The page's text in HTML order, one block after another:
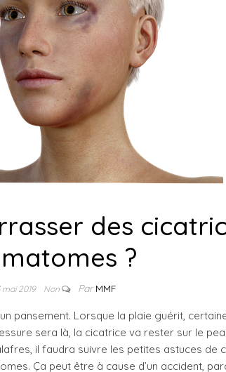
des
?
mai 2019 Non ParMMF
pansement. Lorsque la plaie guérit,
sera là, la cicatrice va rester sur le
il faudra suivre les petites astuces de
Ça peut être à cause d’un accident,